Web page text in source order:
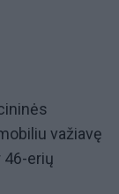
važiavę
46-erių